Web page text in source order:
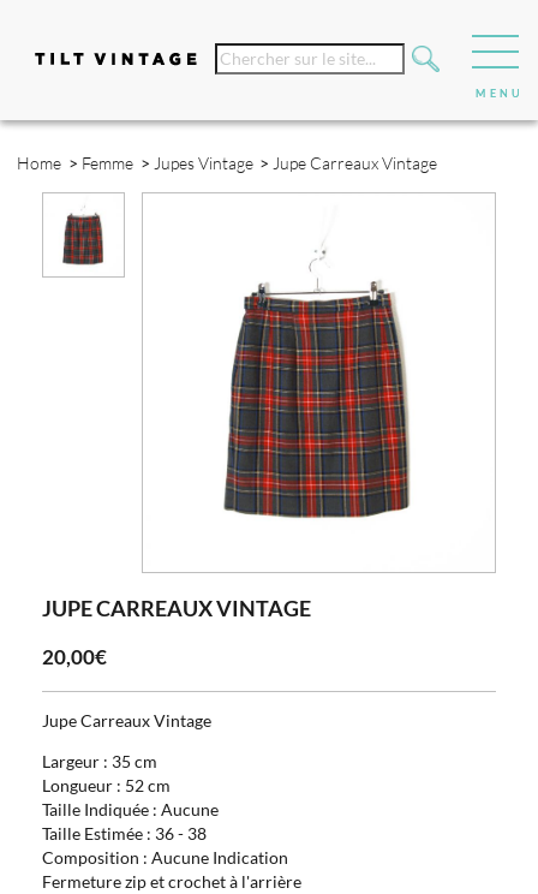
Home > Femme > Jupes Vintage > Jupe Carreaux Vintage
JUPE CARREAUX VINTAGE
20,00€
Jupe Carreaux Vintage
Largeur : 35 cm
Longueur : 52 cm
Taille Indiquée : Aucune
Taille Estimée : 36 - 38
Composition : Aucune Indication
Fermeture zip et crochet à l'arrière